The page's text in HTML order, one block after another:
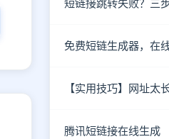
短链接跳转失败？三
免费短链生成器，在
【实用技巧】网址
腾讯短链接在线生成